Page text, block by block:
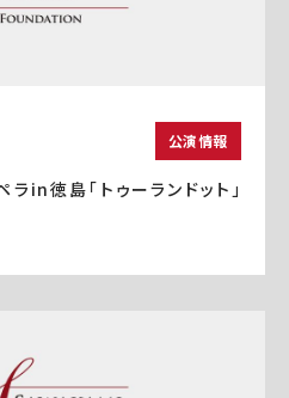
公演情報
in徳島「トゥーランドット」